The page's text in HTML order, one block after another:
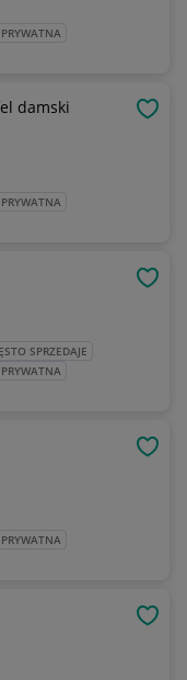
damski
SPRZEDAJE